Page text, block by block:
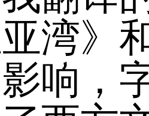
湾》
响，